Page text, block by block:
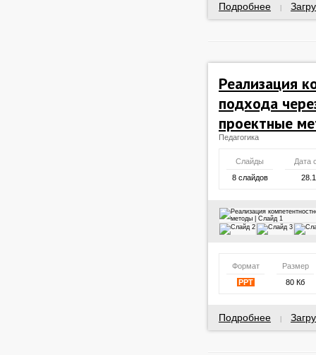
Подробнее
Реализация
подхода
проектные
Педагогика
Слайды
Дата
8 слайдов
Формат
Размер
PPT
80 Кб
Подробнее